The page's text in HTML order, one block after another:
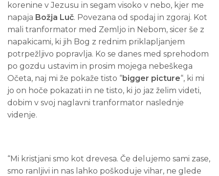
korenine v Jezusu in segam visoko v nebo, kjer me
napaja Božja Luč. Povezana od spodaj in zgoraj. Kot
mali tranformator med Zemljo in Nebom, sicer še z
napakicami, ki jih Bog z rednim priklapljanjem
potrpežljivo popravlja. Ko se danes med sprehodom
po gozdu ustavim in prosim mojega nebeškega
Očeta, naj mi že pokaže tisto “bigger picture“, ki mi
jo on hoče pokazati in ne tisto, ki jo jaz želim videti,
dobim v svoj naglavni tranformator naslednje
videnje.
“Mi kristjani smo kot drevesa. Če delujemo sami zase,
smo ranljivi in nas lahko poškoduje vihar, ne glede